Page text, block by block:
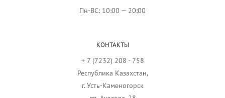
Пн-ВС: 10:00 — 20:00
КОНТАКТЫ
+ 7 (7232) 208 - 758
Республика Казахстан,
г. Усть-Каменогорск